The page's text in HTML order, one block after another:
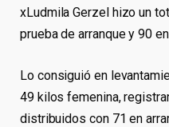
xLudmila Gerzel hizo un
prueba de arranque y 90
Lo consiguió en
49 kilos femenina,
distribuidos con 71 en